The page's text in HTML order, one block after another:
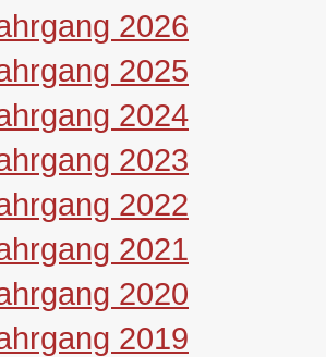
2026
2025
2024
2023
2022
2021
2020
2019